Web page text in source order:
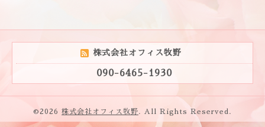
株式会社オフィス牧野
090-6465-1930
©2026 株式会社オフィス牧野. All Rights Reserved.